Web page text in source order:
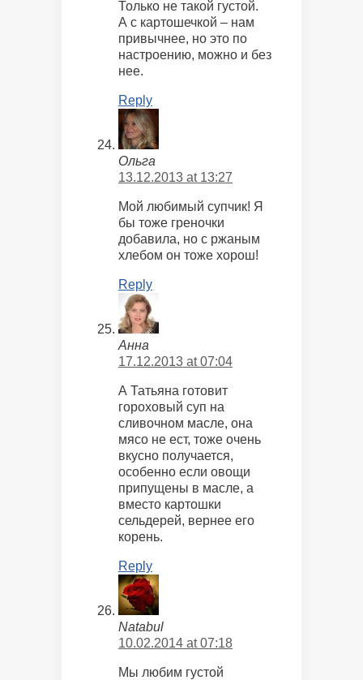
Только не такой густой.
А с картошечкой – нам
привычнее, но это по
настроению, можно и без
нее.
Reply
Ольга
13.12.2013 at 13:27
Мой любимый супчик! Я
бы тоже греночки
добавила, но с ржаным
хлебом он тоже хорош!
Reply
Анна
17.12.2013 at 07:04
А Татьяна готовит
гороховый суп на
сливочном масле, она
мясо не ест, тоже очень
вкусно получается,
особенно если овощи
припущены в масле, а
вместо картошки
сельдерей, вернее его
корень.
Reply
Natabul
10.02.2014 at 07:18
Мы любим густой